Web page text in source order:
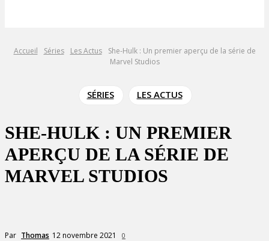
Accueil Séries Les Actus
She-Hulk : Un premier aperçu de la série de
Marvel Studios
SÉRIES LES ACTUS
SHE-HULK : UN PREMIER
APERÇU DE LA SÉRIE DE
MARVEL STUDIOS
Par Thomas 12 novembre 2021 0